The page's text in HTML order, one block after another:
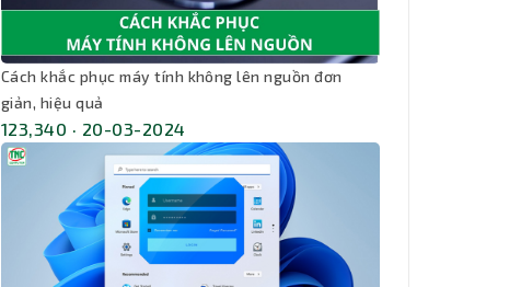
Cách khắc phục máy tính không lên nguồn đơn
giản, hiệu quả
123,340 · 20-03-2024